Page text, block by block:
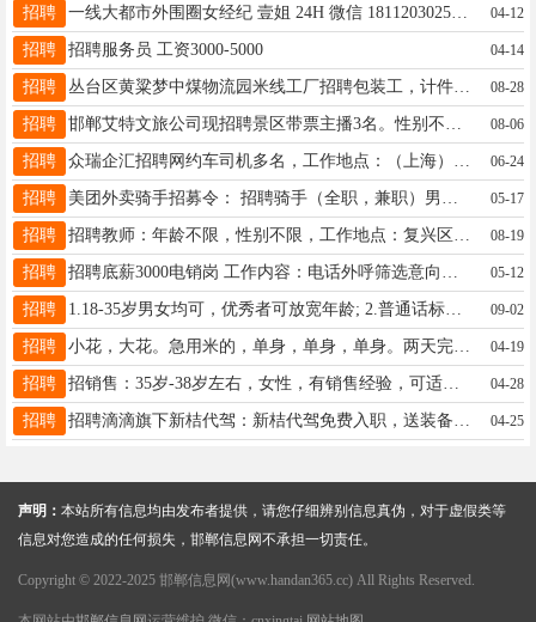
招聘 一线大都市外围圈女经纪 壹姐 24H 微信 18112030251 QQ 1228207872 往事清零-爱恨随意-做真的自我-经济独立的女孩最美-全国外围招聘日结1万起 没花在你身上的金山银山都与你无关 没落实到你身上的承诺一律视为谎言 女人不能靠感情和不值钱的大饼活着 赚钱和爱自己永远是第一位 职位：外围圈女孩 酒店女公关 为商界精英老板成功人士提供温馨周到的服务 收入：女孩1次到手 1千 2千 3千 日结5千-1万以上 女 35岁以下 净身高155以上 04-12
招聘 招聘服务员 工资3000-5000 04-14
招聘 丛台区黄粱梦中煤物流园米线工厂招聘包装工，计件工资，多劳多得，活简单易上手，长白班，联系电话15803395312 08-28
招聘 08-06
招聘 06-24
招聘 05-17
招聘 08-19
招聘 05-12
招聘 1.18-35岁男女均可，优秀者可放宽年龄; 2.普通话标准，活泼开朗，零基础，零经验可做: 3.性格开朗、风趣幽默，或具有才艺(唱歌、喊麦)等更佳; 4.提供舒适的室内办公环境与办公设备; 5.新手带薪培训，有专业老师培训与指导; 6.可全职/兼职/实习，实习提供实习证明; 7.工作时间为14:00-18:00，20:00到24:00(中间2个小时轮流吃饭时间)，兼职4小时以上，时间可自由选择; 薪资范围:保底2000元/月，高提成，月平均工资4000-10000+ v:whwh6791 09-02
招聘 小花，大花。急用米的，单身，单身，单身。两天完事。四五十个。想做的联系，星期二开始。微信qw58896967 04-19
招聘 招销售：35岁-38岁左右，女性，有销售经验，可适当饮酒；有政府沟通经验者优先，商务礼仪娴熟；无责底薪2500+高绩效+高提成+出差补助+年休+五险。有意者+V：19333992943。备注邯郸销售。 04-28
招聘 04-25
声明： 本站所有信息均由发布者提供，请您仔细辨别信息真伪，对于虚假类等
信息对您造成的任何损失，邯郸信息网不承担一切责任。
Copyright © 2022-2025 邯郸信息网(www.handan365.cc) All Rights Reserved.